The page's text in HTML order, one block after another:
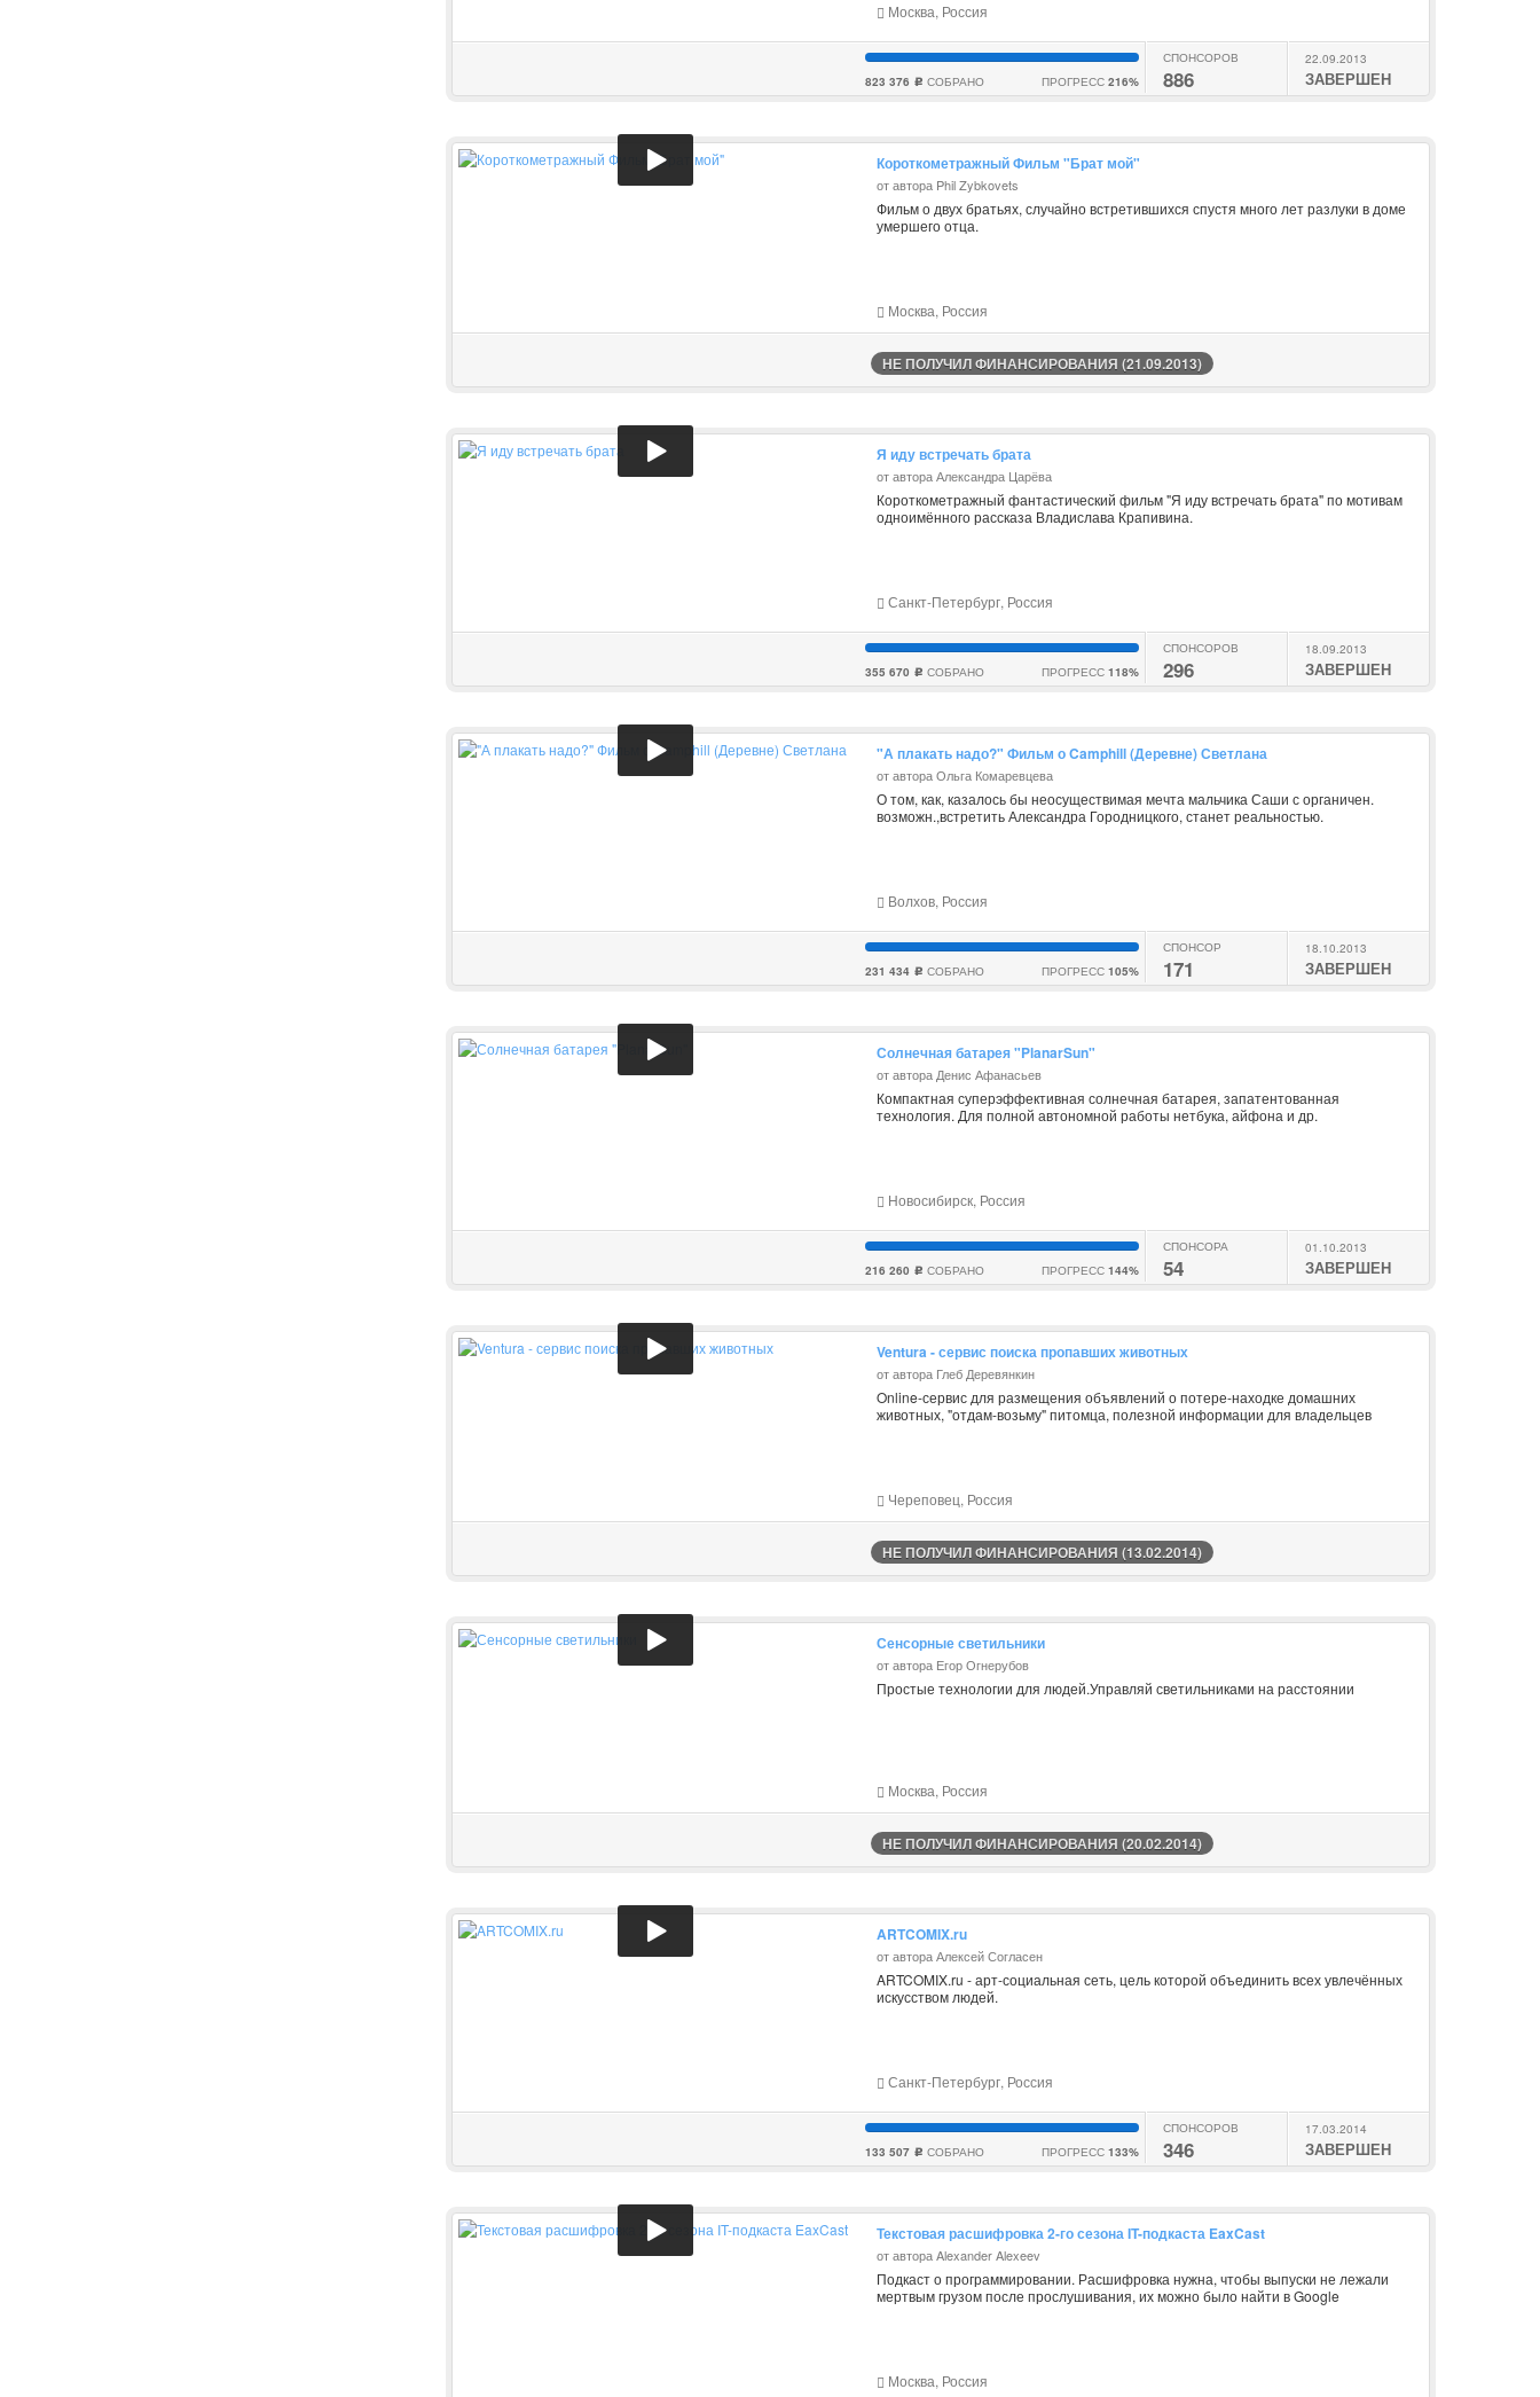
Москва, Россия
823 376 c СОБРАНО ПРОГРЕСС 216%
СПОНСОРОВ
886
22.09.2013
ЗАВЕРШЕН
Короткометражный Фильм "Брат мой"
от автора Phil Zybkovets
Фильм о двух братьях, случайно встретившихся спустя много лет разлуки в доме
умершего отца.
Москва, Россия
НЕ ПОЛУЧИЛ ФИНАНСИРОВАНИЯ (21.09.2013)
Я иду встречать брата
от автора Александра Царёва
Короткометражный фантастический фильм "Я иду встречать брата" по мотивам
одноимённого рассказа Владислава Крапивина.
Санкт-Петербург, Россия
355 670 c СОБРАНО ПРОГРЕСС 118%
СПОНСОРОВ
296
18.09.2013
ЗАВЕРШЕН
"А плакать надо?" Фильм о Camphill (Деревне) Светлана
от автора Ольга Комаревцева
О том, как, казалось бы неосуществимая мечта мальчика Саши с органичен.
возможн.,встретить Александра Городницкого, станет реальностью.
Волхов, Россия
231 434 c СОБРАНО ПРОГРЕСС 105%
СПОНСОР
171
18.10.2013
ЗАВЕРШЕН
Солнечная батарея "PlanarSun"
от автора Денис Афанасьев
Компактная суперэффективная солнечная батарея, запатентованная
технология. Для полной автономной работы нетбука, айфона и др.
Новосибирск, Россия
216 260 c СОБРАНО ПРОГРЕСС 144%
СПОНСОРА
54
01.10.2013
ЗАВЕРШЕН
Ventura - сервис поиска пропавших животных
от автора Глеб Деревянкин
Online-сервис для размещения объявлений о потере-находке домашних
животных, "отдам-возьму" питомца, полезной информации для владельцев
Череповец, Россия
НЕ ПОЛУЧИЛ ФИНАНСИРОВАНИЯ (13.02.2014)
Сенсорные светильники
от автора Егор Огнерубов
Простые технологии для людей.Управляй светильниками на расстоянии
Москва, Россия
НЕ ПОЛУЧИЛ ФИНАНСИРОВАНИЯ (20.02.2014)
ARTCOMIX.ru
от автора Алексей Согласен
ARTCOMIX.ru - арт-социальная сеть, цель которой объединить всех увлечённых
искусством людей.
Санкт-Петербург, Россия
133 507 c СОБРАНО ПРОГРЕСС 133%
СПОНСОРОВ
346
17.03.2014
ЗАВЕРШЕН
Текстовая расшифровка 2-го сезона IT-подкаста EaxCast
от автора Alexander Alexeev
Подкаст о программировании. Расшифровка нужна, чтобы выпуски не лежали
мертвым грузом после прослушивания, их можно было найти в Google
Москва, Россия